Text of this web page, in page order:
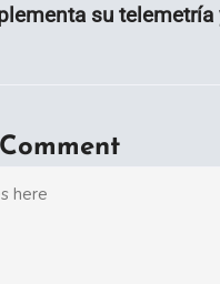
su telemetría